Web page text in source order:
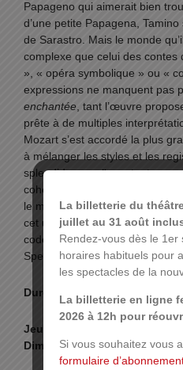
Papageno qui aimerait bien
d’une petite Papagena,
de Sarastro. Mais le monde
complexe que celui des contes
», « opéra symbolique » ou «
expressions ne manquent pas
enchantée , tant l’œuvre
prête à de multiples
Mozart s’est accordé la plus
à mélanger les styles et les
splendide mosaïque, tout en
cohérence. Venu du monde du
le metteur en scène Johanny
cet univers foisonnant dans un
codes et des préjugés, avec la
Spering.
Durée : 3h entracte compris
Jeudi 5 et vendredi 6 janvier à
Dimanche 8 janvier à 15h.
La billetterie du
juillet au 31 août
Rendez-vous dès le 1er
horaires habituels pour
les spectacles de la
La billetterie en ligne
2026 à 12h pour
Si vous souhaitez vous
formulaire